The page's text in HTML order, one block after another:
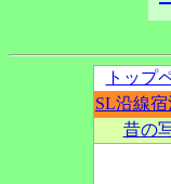
トップ
SL沿線
昔の